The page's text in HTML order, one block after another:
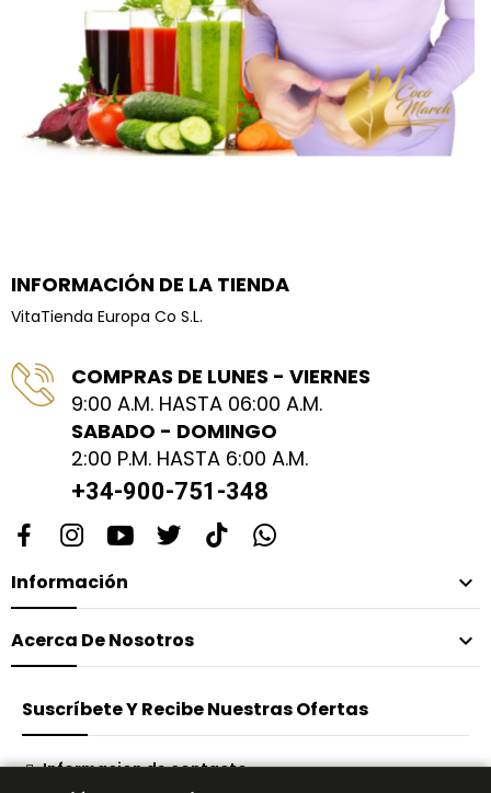
INFORMACIÓN DE LA TIENDA
VitaTienda Europa Co S.L.
COMPRAS DE LUNES - VIERNES
9:00 A.M. HASTA 06:00 A.M.
SABADO - DOMINGO
2:00 P.M. HASTA 6:00 A.M.
+34-900-751-348
Información 
Acerca De Nosotros 
Suscríbete Y Recibe Nuestras Ofertas
Informacion de contacto